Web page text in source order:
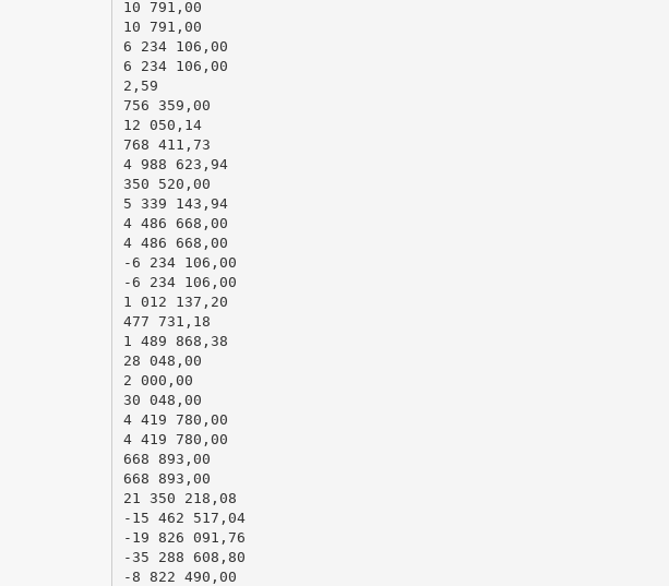
10 791,00
10 791,00
6 234 106,00
6 234 106,00
2,59
756 359,00
12 050,14
768 411,73
4 988 623,94
350 520,00
5 339 143,94
4 486 668,00
4 486 668,00
-6 234 106,00
-6 234 106,00
1 012 137,20
477 731,18
1 489 868,38
28 048,00
2 000,00
30 048,00
4 419 780,00
4 419 780,00
668 893,00
668 893,00
21 350 218,08
-15 462 517,04
-19 826 091,76
-35 288 608,80
-8 822 490,00